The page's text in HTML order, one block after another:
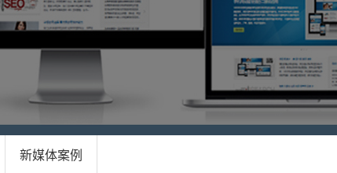
新媒体案例